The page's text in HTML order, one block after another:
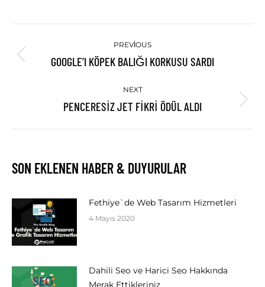
NAVIGATION
PREVIOUS
Previous
GOOGLE’I KÖPEK BALIĞI KORKUSU SARDI
NEXT
Next
PENCERESIZ JET FIKRI ÖDÜL ALDI
SON EKLENEN HABER & DUYURULAR
Fethiye`de Web Tasarım Hizmetleri
4 Mayıs 2020
Dahili Seo ve Harici Seo Hakkında
Merak Ettikleriniz